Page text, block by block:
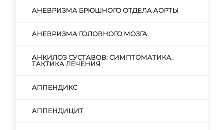
АНЕВРИЗМА БРЮШНОГО ОТДЕЛА АОРТЫ
АНЕВРИЗМА ГОЛОВНОГО МОЗГА
АНКИЛОЗ СУСТАВОВ: СИМПТОМАТИКА,
ТАКТИКА ЛЕЧЕНИЯ
АППЕНДИКС
АППЕНДИЦИТ